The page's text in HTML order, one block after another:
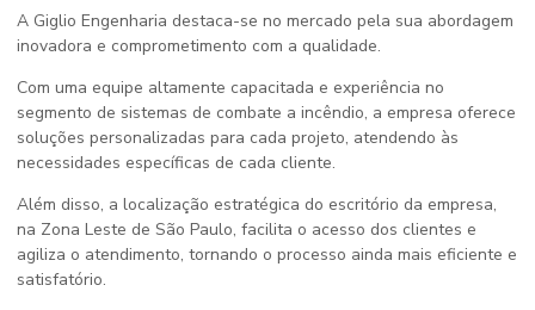
A Giglio Engenharia destaca-se no mercado pela sua abordagem
inovadora e comprometimento com a qualidade.
Com uma equipe altamente capacitada e experiência no
segmento de sistemas de combate a incêndio, a empresa oferece
soluções personalizadas para cada projeto, atendendo às
necessidades específicas de cada cliente.
Além disso, a localização estratégica do escritório da empresa,
na Zona Leste de São Paulo, facilita o acesso dos clientes e
agiliza o atendimento, tornando o processo ainda mais eficiente e
satisfatório.